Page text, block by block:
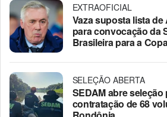
EXTRAOFICIAL
Vaza suposta lista
para convocação da
Brasileira para a
SELEÇÃO ABERTA
SEDAM abre seleção
contratação de 68